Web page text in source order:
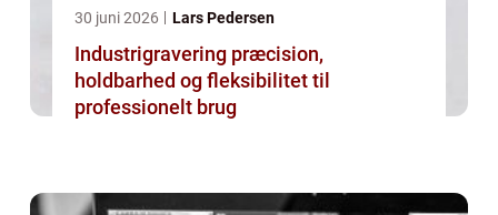
30 juni 2026 Lars Pedersen
Industrigravering præcision,
holdbarhed og fleksibilitet til
professionelt brug